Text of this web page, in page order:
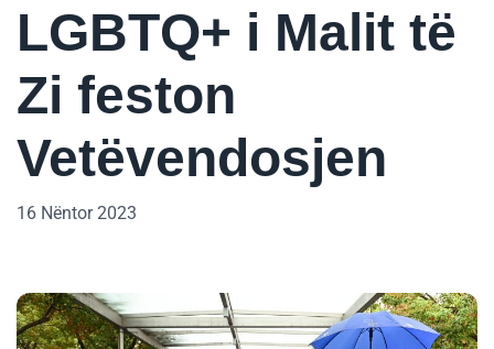
LGBTQ+ i Malit të
Zi feston
Vetëvendosjen
16 Nëntor 2023